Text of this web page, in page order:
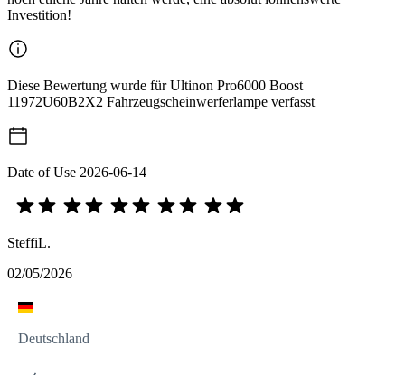
Investition!
Diese Bewertung wurde für Ultinon Pro6000 Boost
11972U60B2X2 Fahrzeugscheinwerferlampe verfasst
Date of Use 2026-06-14
SteffiL.
02/05/2026
Deutschland